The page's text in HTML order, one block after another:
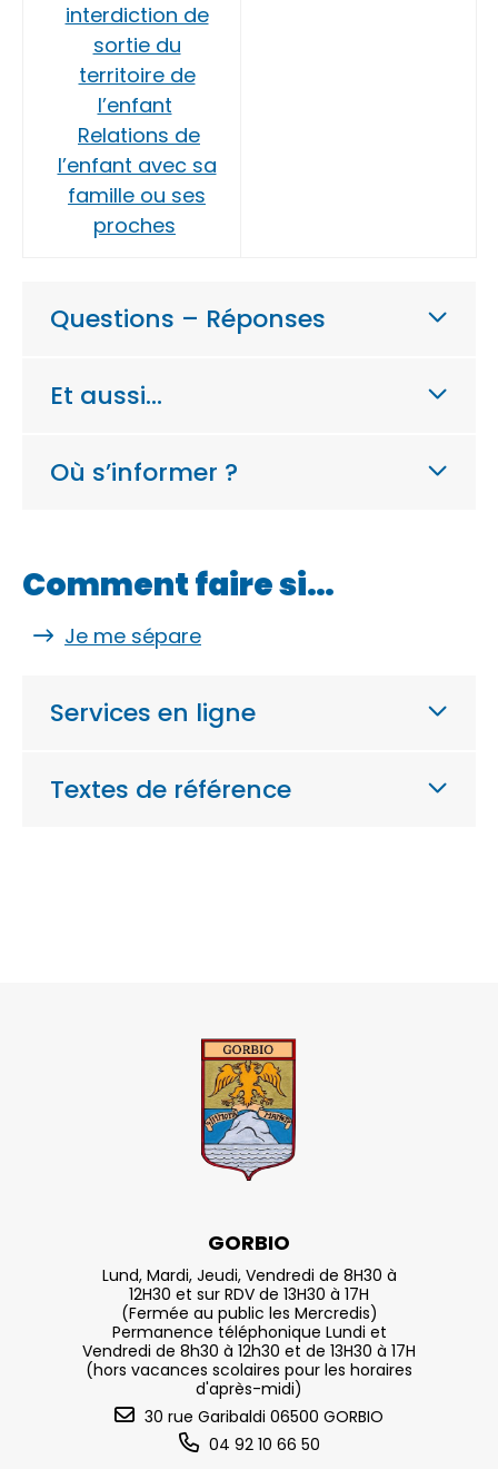
interdiction de
sortie du
territoire de
l’enfant
Relations de
l’enfant avec sa
famille ou ses
proches
Questions – Réponses
Et aussi…
Où s’informer ?
Comment faire si…
Je me sépare
Services en ligne
Textes de référence
GORBIO
Lund, Mardi, Jeudi, Vendredi de 8H30 à
12H30 et sur RDV de 13H30 à 17H
(Fermée au public les Mercredis)
Permanence téléphonique Lundi et
Vendredi de 8h30 à 12h30 et de 13H30 à 17H
(hors vacances scolaires pour les horaires
d'après-midi)
30 rue Garibaldi 06500 GORBIO
04 92 10 66 50